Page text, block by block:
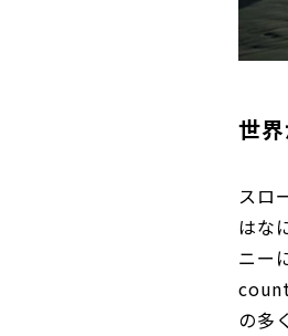
世
スロ
はな
ニー
の多